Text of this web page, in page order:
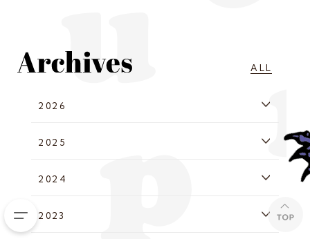
ALL
2026
2025
2024
2023